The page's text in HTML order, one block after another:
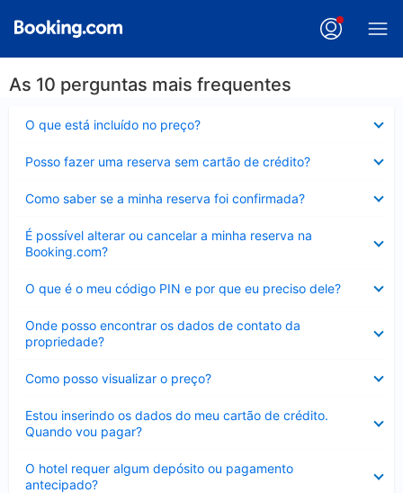
As 10 perguntas mais frequentes
O que está incluído no preço?
Posso fazer uma reserva sem cartão de crédito?
Como saber se a minha reserva foi confirmada?
É possível alterar ou cancelar a minha reserva na
Booking.com?
Contraído
O que é o meu código PIN e por que eu preciso dele?
Onde posso encontrar os dados de contato da
propriedade?
Como posso visualizar o preço?
Estou inserindo os dados do meu cartão de crédito.
Quando vou pagar?
O hotel requer algum depósito ou pagamento
antecipado?